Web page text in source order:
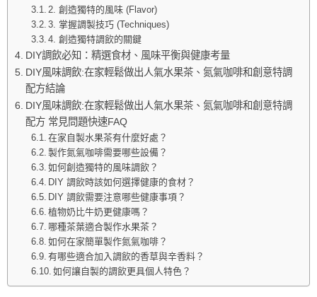
2. 創造獨特的風味 (Flavor)
3. 掌握調製技巧 (Techniques)
4. 創造獨特調飲的關鍵
DIY調飲必知：精選食材、風味平衡與健康考量
DIY風味調飲:在家輕鬆做出人氣水果茶、氮氣咖啡和創意特調
配方結論
DIY風味調飲:在家輕鬆做出人氣水果茶、氮氣咖啡和創意特調
配方 常見問題快速FAQ
在家自製水果茶有什麼好處？
製作氮氣咖啡需要哪些設備？
如何創造獨特的風味調飲？
DIY 調飲時該如何選擇健康的食材？
DIY 調飲需要注意哪些健康事項？
植物奶比牛奶更健康嗎？
哪種茶葉適合製作水果茶？
如何在家簡單製作氮氣咖啡？
有哪些適合加入調飲的香草與辛香料？
如何讓自製的調飲更具個人特色？